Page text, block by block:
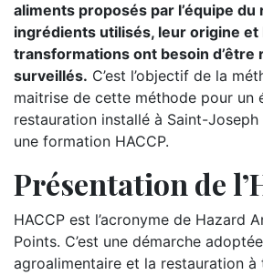
aliments proposés par l’équipe
ingrédients utilisés, leur origine
transformations ont besoin d’être
surveillés. C’est l’objectif de la
maitrise de cette méthode pour un
restauration installé à Saint-
une formation HACCP.
Présentation de
HACCP est l’acronyme de Hazard
Points. C’est une démarche
agroalimentaire et la restauration à